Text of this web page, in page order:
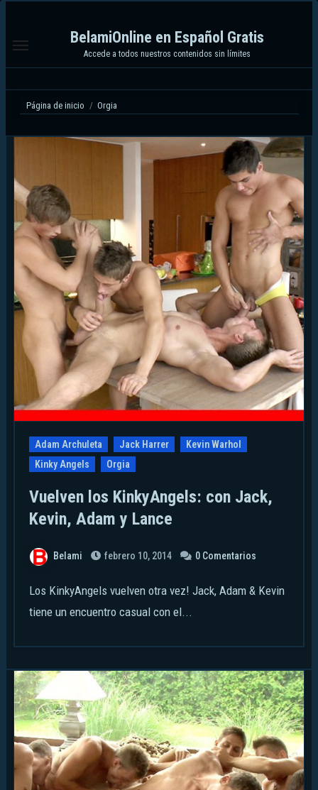
contenido
BelamiOnline en Español Gratis
Accede a todos nuestros contenidos sin límites
Página de inicio Orgia
Adam Archuleta Jack Harrer
Kevin Warhol
Kinky Angels
Orgia
Vuelven los KinkyAngels: con Jack,
Kevin, Adam y Lance
Belami febrero 10, 2014 0 Comentarios
Los KinkyAngels vuelven otra vez! Jack, Adam & Kevin
tiene un encuentro casual con el...